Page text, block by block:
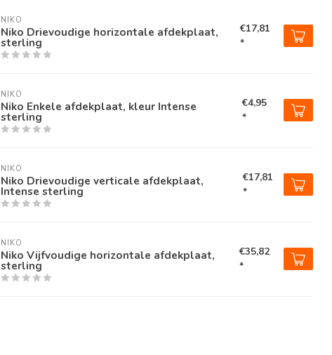
NIKO
Niko Drievoudige horizontale afdekplaat,
sterling
€17,81
*
NIKO
Niko Enkele afdekplaat, kleur Intense
sterling
€4,95
*
NIKO
Niko Drievoudige verticale afdekplaat,
Intense sterling
€17,81
*
NIKO
Niko Vijfvoudige horizontale afdekplaat,
sterling
€35,82
*